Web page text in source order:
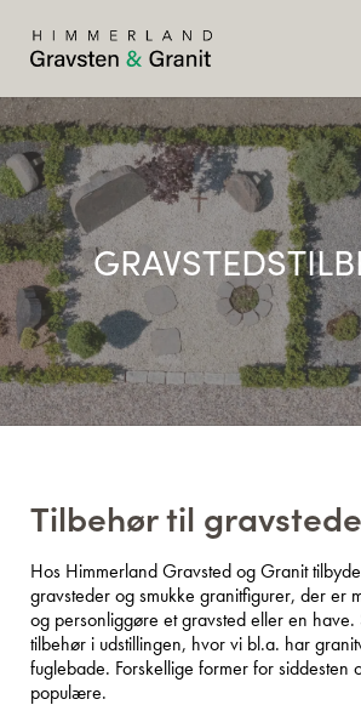
Tilbehør til
Hos Himmerland Gravsted og Granit
gravsteder og smukke granitfigurer, der er
og personliggøre et gravsted eller en have.
tilbehør i udstillingen, hvor vi bl.a. har
fuglebade. Forskellige former for
populære.